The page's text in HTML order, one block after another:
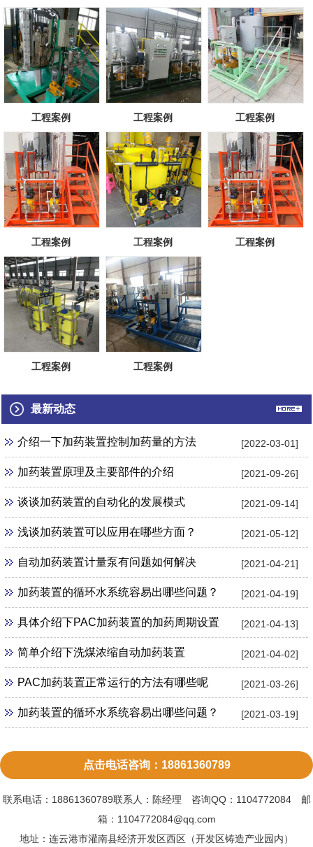
工程案例 工程案例 工程案例
工程案例 工程案例 工程案例
工程案例 工程案例
最新动态
[2022-03-01]
介绍一下加药装置控制加药量的方法
[2021-09-26]
加药装置原理及主要部件的介绍
[2021-09-14]
谈谈加药装置的自动化的发展模式
[2021-05-12]
浅谈加药装置可以应用在哪些方面？
[2021-04-21]
自动加药装置计量泵有问题如何解决
[2021-04-19]
加药装置的循环水系统容易出哪些问题？
[2021-04-13]
具体介绍下PAC加药装置的加药周期设置
[2021-04-02]
简单介绍下洗煤浓缩自动加药装置
[2021-03-26]
PAC加药装置正常运行的方法有哪些呢
[2021-03-19]
加药装置的循环水系统容易出哪些问题？
点击电话咨询：18861360789
联系电话：18861360789联系人：陈经理 咨询QQ：1104772084 邮
箱：1104772084@qq.com
地址：连云港市灌南县经济开发区西区（开发区铸造产业园内）